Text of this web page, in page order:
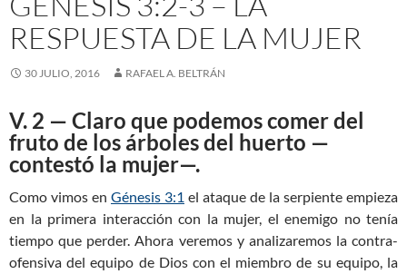
RESPUESTA DE LA MUJER
30 JULIO, 2016 RAFAEL A. BELTRÁN
V. 2 — Claro que podemos comer del
fruto de los árboles del huerto —
contestó la mujer—.
Como vimos en Génesis 3:1 el ataque de la serpiente empieza
en la primera interacción con la mujer, el enemigo no tenía
tiempo que perder. Ahora veremos y analizaremos la contra-
ofensiva del equipo de Dios con el miembro de su equipo, la